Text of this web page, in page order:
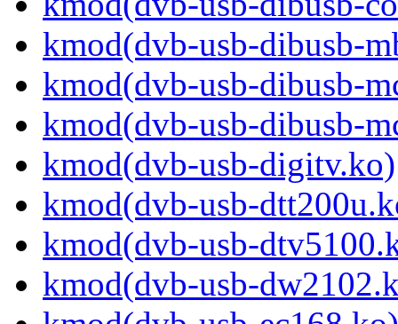
kmod(dvb-usb-dibusb-
kmod(dvb-usb-dibusb-
kmod(dvb-usb-dibusb-
kmod(dvb-usb-digitv.ko)
kmod(dvb-usb-
kmod(dvb-usb-
kmod(dvb-usb-